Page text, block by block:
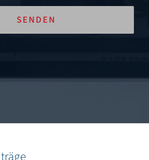
SENDEN